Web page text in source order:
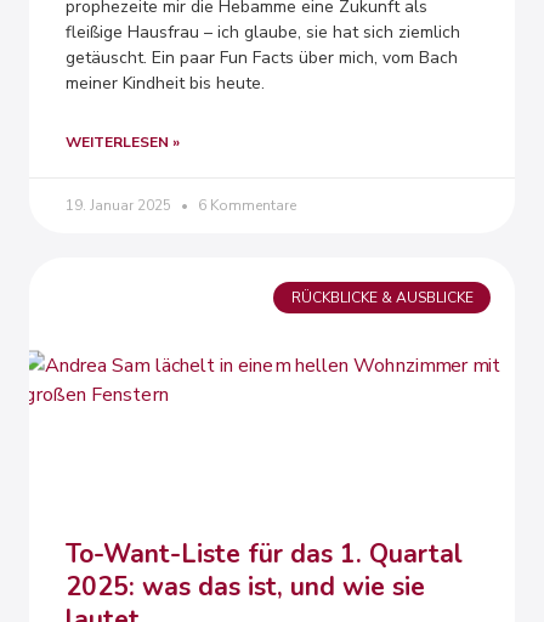
prophezeite mir die Hebamme eine Zukunft als
fleißige Hausfrau – ich glaube, sie hat sich ziemlich
getäuscht. Ein paar Fun Facts über mich, vom Bach
meiner Kindheit bis heute.
WEITERLESEN »
19. Januar 2025 6 Kommentare
RÜCKBLICKE & AUSBLICKE
To-Want-Liste für das 1. Quartal
2025: was das ist, und wie sie